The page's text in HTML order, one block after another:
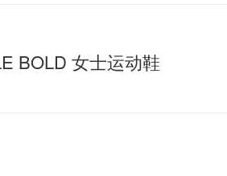
BOLD 女士运动鞋